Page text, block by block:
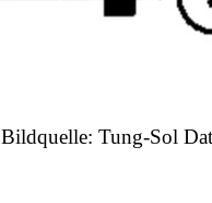
Bildquelle: Tung-Sol